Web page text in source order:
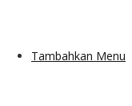
Tambahkan Menu